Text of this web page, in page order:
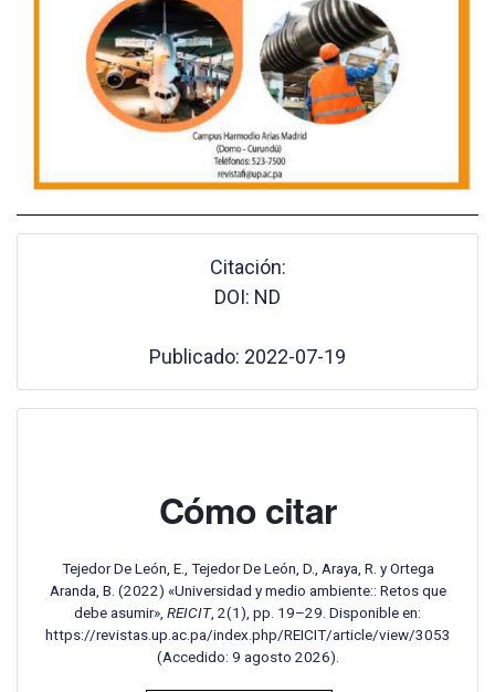
Citación:
DOI: ND
Publicado: 2022-07-19
Cómo citar
Tejedor De León, E., Tejedor De León, D., Araya, R. y Ortega
Aranda, B. (2022) «Universidad y medio ambiente:: Retos que
debe asumir», REICIT, 2(1), pp. 19–29. Disponible en:
https://revistas.up.ac.pa/index.php/REICIT/article/view/3053
(Accedido: 9 agosto 2026).